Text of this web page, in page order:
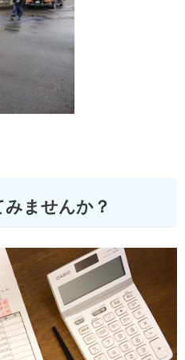
ませんか？